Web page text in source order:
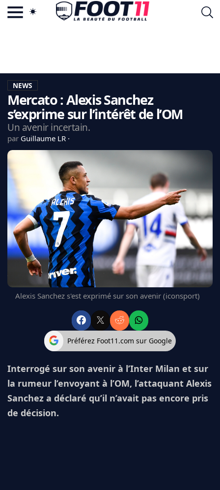
LA CHARTE
VIE PRIVÉE
CGU
CONTACTEZ-NOUS
EDF
PSG
LIGUE 1
REAL MADRID
FC BARCELONE
MANCHESTER UNITED
CHELSEA
ARSENAL
BAYERN
L'AVIS DE LA RÉDAC'
NEWS
Mercato : Alexis Sanchez
s’exprime sur l’intérêt de l’OM
Un avenir incertain.
par Guillaume LR
Alexis Sanchez s'est exprimé sur son avenir (iconsport)
Préférez Foot11.com sur Google
Interrogé sur son avenir à l’Inter Milan et sur
la rumeur l’envoyant à l’OM, l’attaquant Alexis
Sanchez a déclaré qu’il n’avait pas encore pris
de décision.